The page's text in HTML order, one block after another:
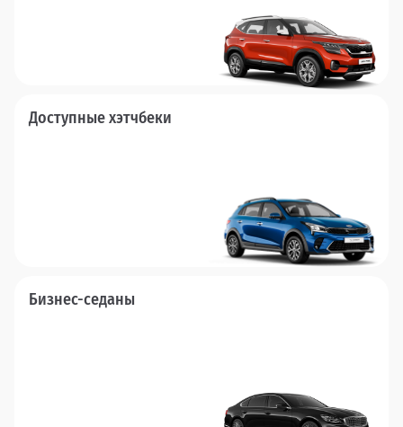
Доступные хэтчбеки
Бизнес-седаны